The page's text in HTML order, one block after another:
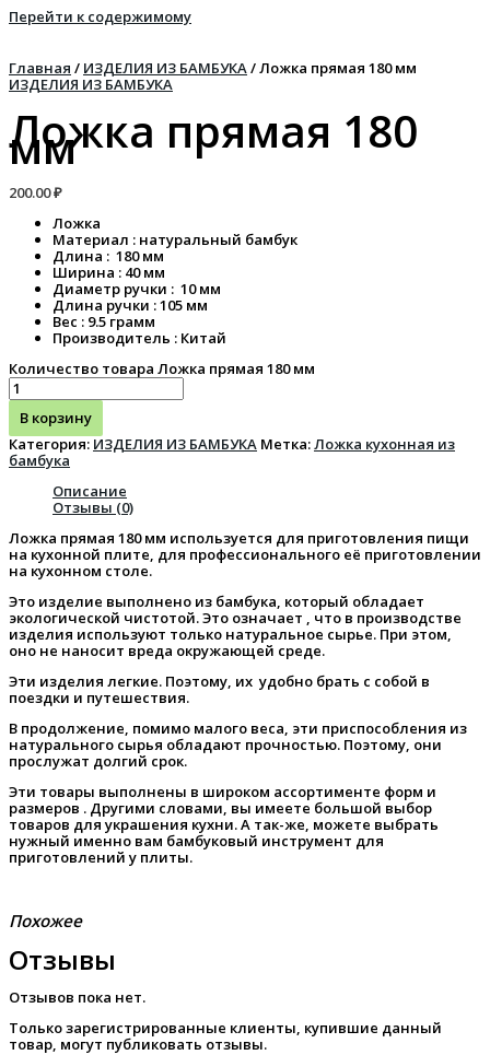
Перейти к содержимому
Главная / ИЗДЕЛИЯ ИЗ БАМБУКА/ Ложка прямая 180 мм
ИЗДЕЛИЯ ИЗ БАМБУКА
Ложка прямая 180
мм
200.00₽
Ложка
Материал : натуральный бамбук
Длина : 180 мм
Ширина : 40 мм
Диаметр ручки : 10 мм
Длина ручки : 105 мм
Вес : 9.5 грамм
Производитель : Китай
Количество товара Ложка прямая 180 мм
В корзину
Категория: ИЗДЕЛИЯ ИЗ БАМБУКА Метка:Ложка кухонная из
бамбука
Описание
Отзывы (0)
Ложка прямая 180 мм используется для приготовления пищи
на кухонной плите, для профессионального её приготовлении
на кухонном столе.
Это изделие выполнено из бамбука, который обладает
экологической чистотой. Это означает , что в производстве
изделия используют только натуральное сырье. При этом,
оно не наносит вреда окружающей среде.
Эти изделия легкие. Поэтому, их удобно брать с собой в
поездки и путешествия.
В продолжение, помимо малого веса, эти приспособления из
натурального сырья обладают прочностью. Поэтому, они
прослужат долгий срок.
Эти товары выполнены в широком ассортименте форм и
размеров . Другими словами, вы имеете большой выбор
товаров для украшения кухни. А так-же, можете выбрать
нужный именно вам бамбуковый инструмент для
приготовлений у плиты.
Похожее
Отзывы
Отзывов пока нет.
Только зарегистрированные клиенты, купившие данный
товар, могут публиковать отзывы.